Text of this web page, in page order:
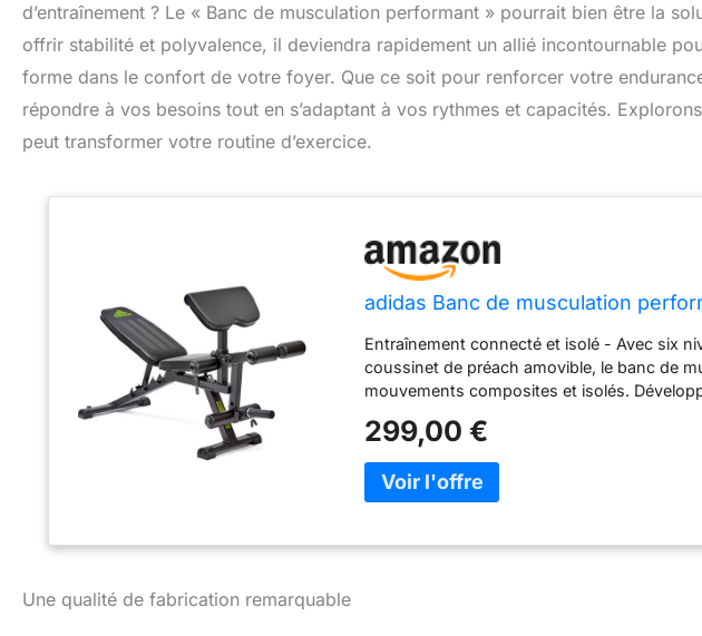
d’entraînement ? Le « Banc de musculation performant » pourrait bien être la
offrir stabilité et polyvalence, il deviendra rapidement un allié incontournable
forme dans le confort de votre foyer. Que ce soit pour renforcer votre
répondre à vos besoins tout en s’adaptant à vos rythmes et capacités.
peut transformer votre routine d’exercice.
adidas Banc de musculation
Entraînement connecté et isolé - Avec six
coussinet de préach amovible, le banc de
mouvements composites et isolés.
plaques entraîne les quads et les cordes de
extension. Scanner pour l'entraînement -
d'entraînement Performance fournit des
votre entraînement. Il suffit de scanner le
cadre en acier robuste, le banc pose une
299,00 €
Une qualité de fabrication remarquable